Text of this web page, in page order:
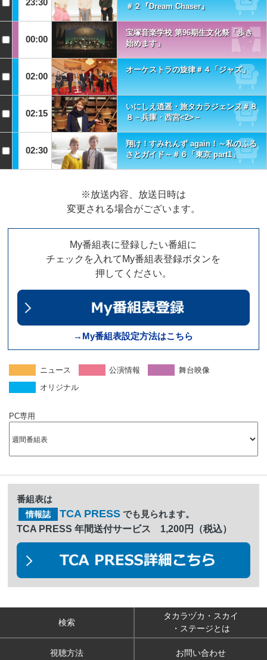
＃２『Dream Chaser』
00:00
宝塚音楽学校 第96期生文化祭「歩き
始めます」
02:00
オーケストラの旋律＃４「ジャズ」
02:15
いにしえ逍遥・旅タカラジェンヌ＃８
８－兵庫・西宮<2>－
02:30
翔け！すみれんず again！～私のふる
さとガイド～＃６「東京 part1」
※放送内容、放送日時は
変更される場合がございます。
My番組表に登録したい番組に
チェックを入れてMy番組表登録ボタンを
押してください。
→My番組表設定方法はこちら
ニュース 公演情報
舞台映像
オリジナル
PC専用
番組表は
情報誌 TCA PRESS でも見られます。
TCA PRESS 年間送付サービス 1,200円（税込）
検索
タカラヅカ・スカイ
・ステージとは
視聴方法 お問い合わせ